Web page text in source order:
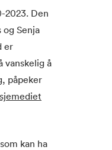
2023. Den
Senja
er
vanskelig å
påpeker
kan ha